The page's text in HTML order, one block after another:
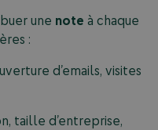
une note à chaque
:
d’emails, visites
taille d’entreprise,